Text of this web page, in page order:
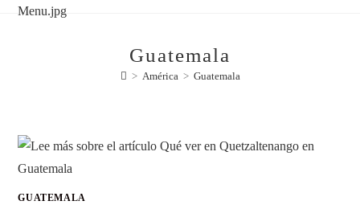
Guatemala
> América > Guatemala
GUATEMALA